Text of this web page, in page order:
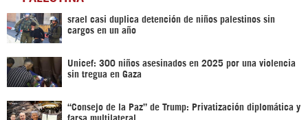
srael casi duplica detención de niños palestinos sin
cargos en un año
Unicef: 300 niños asesinados en 2025 por una violencia
sin tregua en Gaza
“Consejo de la Paz” de Trump: Privatización diplomática y
farsa multilateral